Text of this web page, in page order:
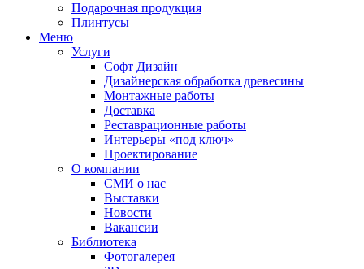
Подарочная продукция
Плинтусы
Меню
Услуги
Софт Дизайн
Дизайнерская обработка древесины
Монтажные работы
Доставка
Реставрационные работы
Интерьеры «под ключ»
Проектирование
О компании
СМИ о нас
Выставки
Новости
Вакансии
Библиотека
Фотогалерея